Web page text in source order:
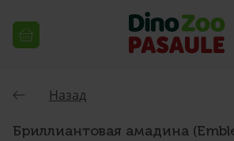
Назад
Бриллиантовая амадина